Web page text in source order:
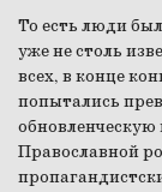
То есть люди
уже не столь
всех, в конце
попытались
Православной